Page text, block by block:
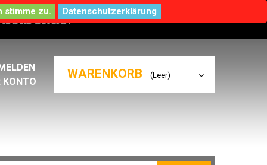
WARENKORB (Leer)
KONTO
Datenschutzerklärung